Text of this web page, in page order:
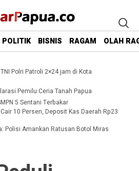
POLITIK BISNIS RAGAM OLAH
Polri Patroli 2×24 jam di Kota
Pemilu Ceria Tanah Papua
5 Sentani Terbakar
10 Persen, Deposit Kas Daerah Rp23
Polisi Amankan Ratusan Botol Miras